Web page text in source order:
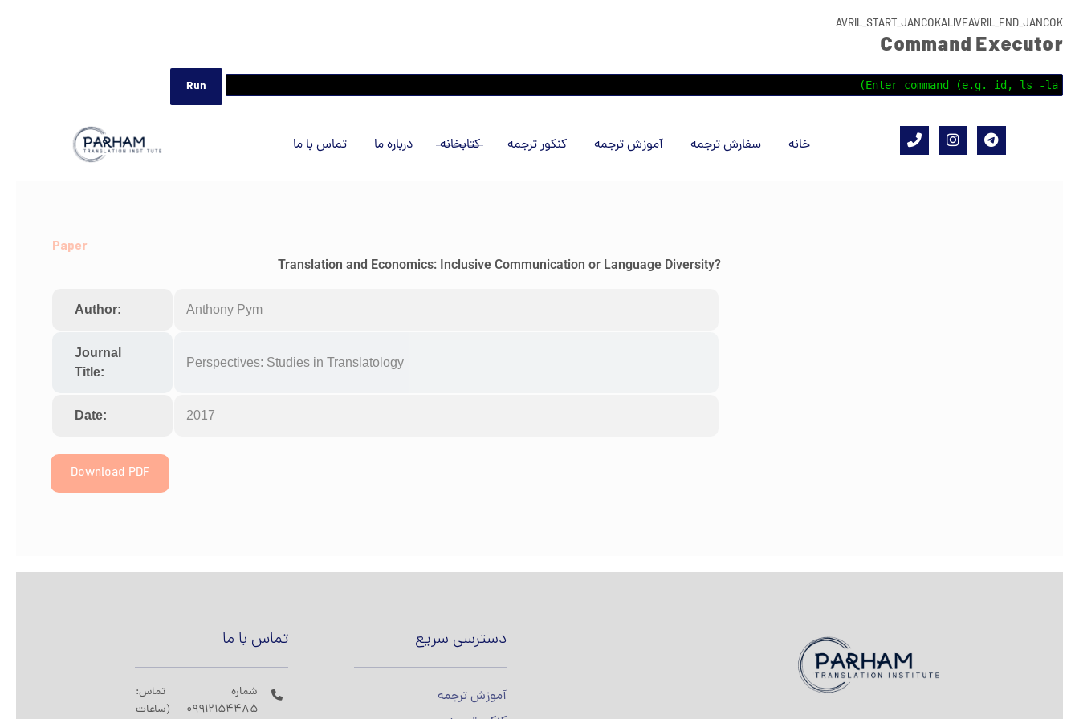
AVRIL_START_JANCOKALIVEAVRIL_END_JANCOK
Command Executor
خانه سفارش ترجمه آموزش ترجمه کنکور ترجمه کتابخانه درباره ما تماس با ما
Paper
Translation and Economics: Inclusive Communication or Language Diversity?
Author: Anthony Pym
Journal
Title:
Perspectives: Studies in Translatology
Date: 2017
Download PDF
دسترسی سریع
آموزش ترجمه
تماس با ما
شماره تماس:
09912154485 (ساعات